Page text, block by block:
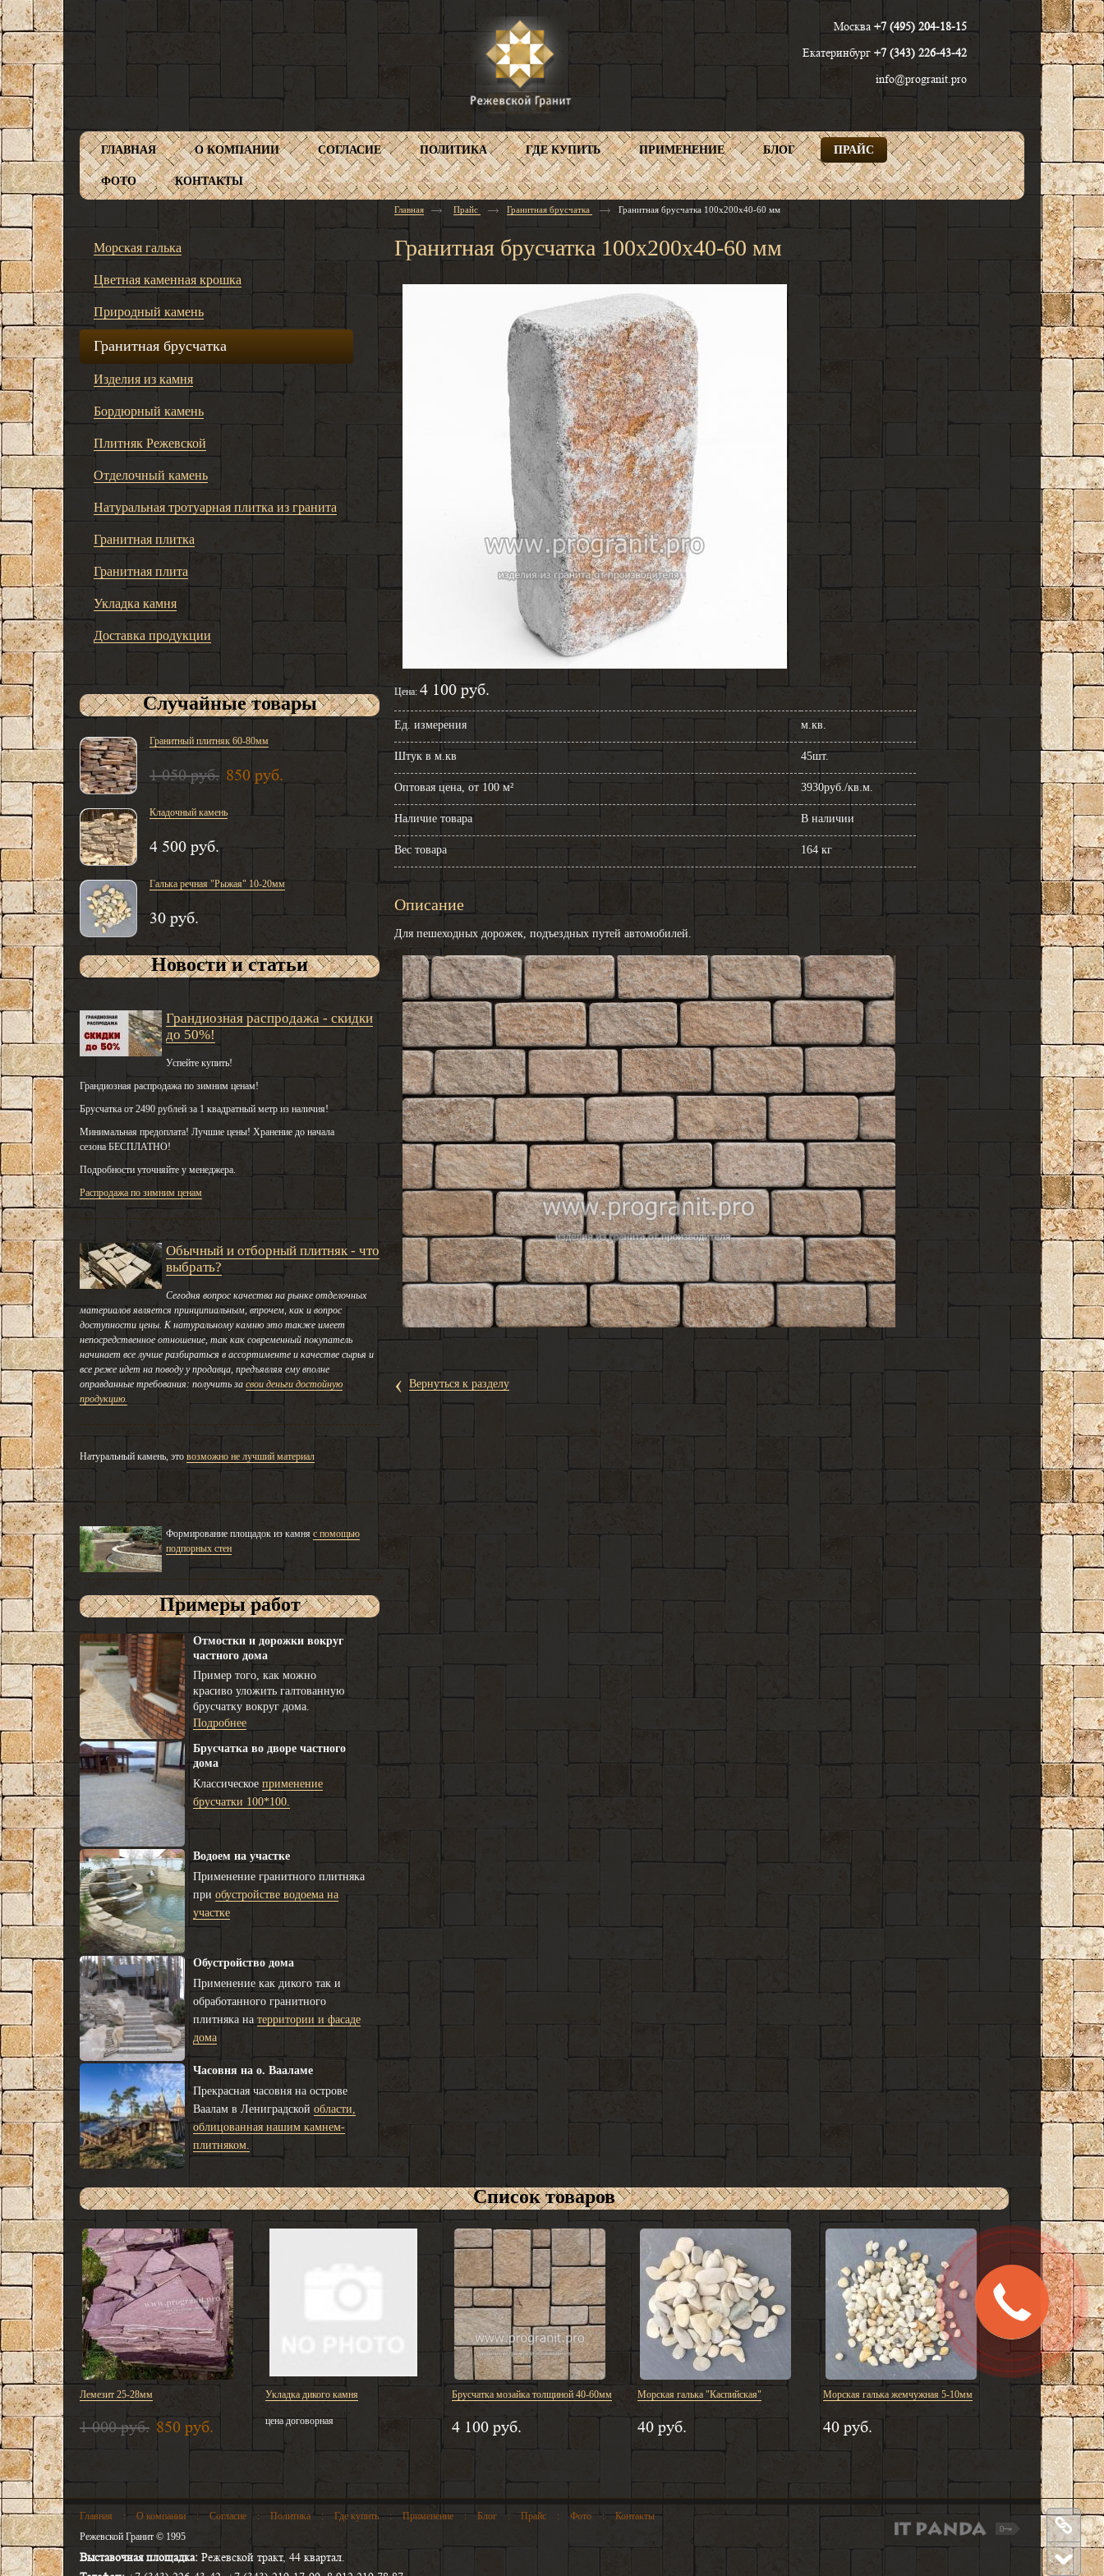
Найти
Москва +7 (495) 204-18-15
Екатеринбург +7 (343) 226-43-42
info@progranit.pro
ГЛАВНАЯ О КОМПАНИИ СОГЛАСИЕ ПОЛИТИКА ГДЕ КУПИТЬ ПРИМЕНЕНИЕ БЛОГ ПРАЙС
ФОТО КОНТАКТЫ
Морская галька
Цветная каменная крошка
Природный камень
Гранитная брусчатка
Изделия из камня
Бордюрный камень
Плитняк Режевской
Отделочный камень
Натуральная тротуарная плитка из гранита
Гранитная плитка
Гранитная плита
Укладка камня
Доставка продукции
Случайные товары
Гранитный плитняк 60-80мм
1 050 руб. 850 руб.
Кладочный камень
4 500 руб.
Галька речная "Рыжая" 10-20мм
30 руб.
Новости и статьи
Грандиозная распродажа - скидки
до 50%!
Успейте купить!
Грандиозная распродажа по зимним ценам!
Брусчатка от 2490 рублей за 1 квадратный метр из наличия!
Минимальная предоплата! Лучшие цены! Хранение до начала
сезона БЕСПЛАТНО!
Подробности уточняйте у менеджера.
Распродажа по зимним ценам
Обычный и отборный плитняк - что
выбрать?
Сегодня вопрос качества на рынке отделочных
материалов является принципиальным, впрочем, как и вопрос
доступности цены. К натуральному камню это также имеет
непосредственное отношение, так как современный покупатель
начинает все лучше разбираться в ассортименте и качестве сырья и
все реже идет на поводу у продавца, предъявляя ему вполне
оправданные требования: получить за свои деньги достойную
продукцию.
Натуральный камень, это возможно не лучший материал
Формирование площадок из камня с помощью
подпорных стен
Примеры работ
Отмостки и дорожки вокруг
частного дома
Пример того, как можно
красиво уложить галтованную
брусчатку вокруг дома.
Подробнее
Брусчатка во дворе частного
дома
Классическое применение
брусчатки 100*100.
Водоем на участке
Применение гранитного плитняка
при обустройстве водоема на
участке
Обустройство дома
Применение как дикого так и
обработанного гранитного
плитняка на территории и фасаде
дома
Часовня на о. Вааламе
Прекрасная часовня на острове
Ваалам в Лениградской области,
облицованная нашим камнем-
плитняком.
Главная Прайс Гранитная брусчатка Гранитная брусчатка 100х200х40-60 мм
Гранитная брусчатка 100х200х40-60 мм
Цена:4 100 руб.
Ед. измерения м.кв.
Штук в м.кв 45шт.
Оптовая цена, от 100 м² 3930руб./кв.м.
Наличие товара В наличии
Вес товара 164 кг
Описание
Для пешеходных дорожек, подъездных путей автомобилей.
‹ Вернуться к разделу
Список товаров
Лемезит 25-28мм
1 000 руб. 850 руб.
Укладка дикого камня
цена договорная
Брусчатка мозайка толщиной 40-60мм
4 100 руб.
Морская галька "Каспийская"
40 руб.
Морская галька жемчужная 5-10мм
40 руб.
Главная : О компании : Согласие : Политика : Где купить : Применение : Блог : Прайс : Фото :
Контакты
Режевской Гранит © 1995
Выставочная площадка: Режевской тракт, 44 квартал.
Заказать
звонок